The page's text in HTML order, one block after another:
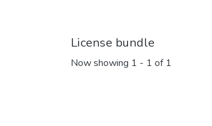
License bundle
Now showing 1 - 1 of 1